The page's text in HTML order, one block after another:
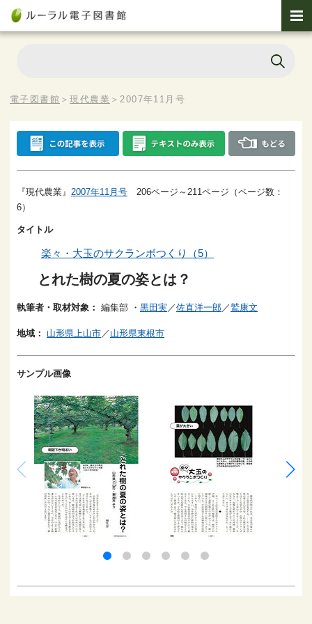
電子図書館 ＞現代農業 ＞2007年11月号
『現代農業』 2007年11月号 206ページ～211ページ（ページ数：
6）
タイトル
楽々・大玉のサクランボつくり（5）
とれた樹の夏の姿とは？
執筆者・取材対象： 編集部 ・ 黒田実 ／佐直洋一郎 ／鷲康文
地域： 山形県上山市 ／ 山形県東根市
サンプル画像